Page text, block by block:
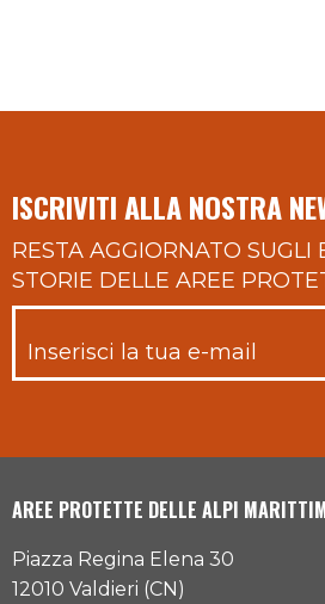
ISCRIVITI ALLA NOSTRA
RESTA AGGIORNATO SUGLI
STORIE DELLE AREE
AREE PROTETTE DELLE ALPI
Piazza Regina Elena 30
12010 Valdieri (CN)